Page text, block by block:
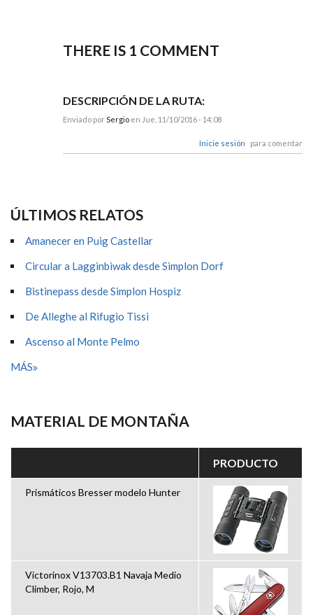
THERE IS 1 COMMENT
DESCRIPCIÓN DE LA RUTA:
Enviado por Sergio en Jue, 11/10/2016 - 14:08
Inicie sesión para comentar
ÚLTIMOS RELATOS
Amanecer en Puig Castellar
Circular a Lagginbiwak desde Simplon Dorf
Bistinepass desde Simplon Hospiz
De Alleghe al Rifugio Tissi
Ascenso al Monte Pelmo
MÁS
MATERIAL DE MONTAÑA
PRODUCTO
Prismáticos Bresser modelo Hunter
Victorinox V13703.B1 Navaja Medio
Climber, Rojo, M